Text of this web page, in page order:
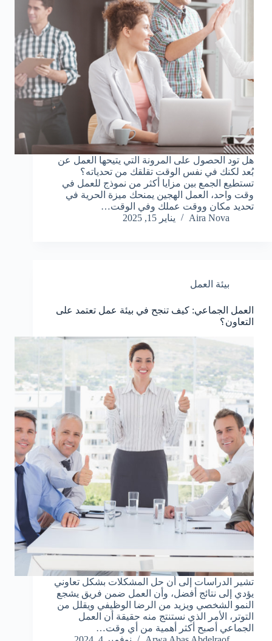
هل تود الحصول على المرونة التي يتيحها العمل عن
بُعد لكنك في نفس الوقت تقلقك من تحدياته؟
تستطيع الجمع بين مزايا أكثر من نموذج للعمل في
وقت واحد، العمل الهجين يمنحك ميزة الحرية في
تحديد مكان ووقت عملك وفي الوقت…
Aira Nova
يناير 15, 2025
بيئة العمل
العمل الجماعي: كيف تنجح في بيئة عمل تعتمد على
التعاون؟
تشير الدراسات إلى أن حل المشكلات بشكل تعاوني
يؤدي إلى نتائج أفضل، وأن العمل ضمن فريق يشجع
النمو الشخصي ويزيد من الرضا الوظيفي ويقلل من
التوتر، الأمر الذي نستنتج منه حقيقة أن العمل
الجماعي أصبح أكثر أهمية من أي وقت…